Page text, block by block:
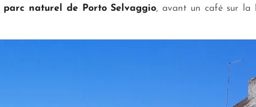
parc naturel de Porto Selvaggio, avant un café sur la